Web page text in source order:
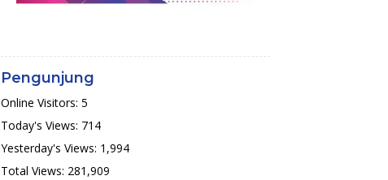
Pengunjung
Online Visitors: 5
Today's Views: 714
Yesterday's Views: 1,994
Total Views: 281,909